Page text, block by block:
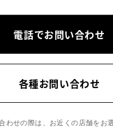
電話でお問い合わせ
各種お問い合わせ
わせの際は、お近くの店舗をお